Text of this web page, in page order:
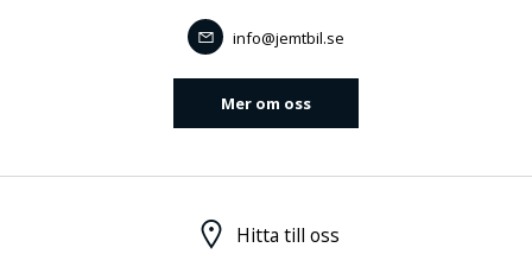
info@jemtbil.se
Mer om oss
Hitta till oss